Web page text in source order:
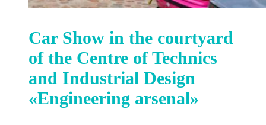
Car Show in the courtyard
of the Centre of Technics
and Industrial Design
«Engineering arsenal»